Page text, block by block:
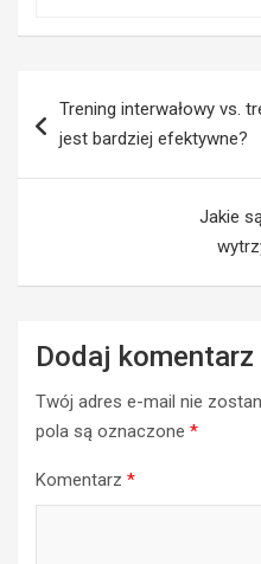
wpisu
Trening interwałowy vs.
jest bardziej efektywne?
Jakie
Dodaj komentarz
Twój adres e-mail nie
pola są oznaczone *
Komentarz *